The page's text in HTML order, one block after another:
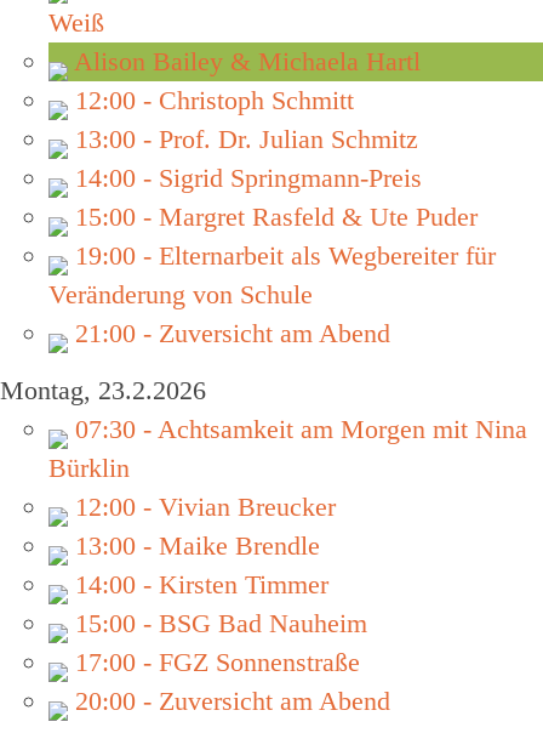
Weiß
Alison Bailey & Michaela Hartl
12:00 - Christoph Schmitt
13:00 - Prof. Dr. Julian Schmitz
14:00 - Sigrid Springmann-Preis
15:00 - Margret Rasfeld & Ute Puder
19:00 - Elternarbeit als Wegbereiter für
Veränderung von Schule
21:00 - Zuversicht am Abend
Montag, 23.2.2026
07:30 - Achtsamkeit am Morgen mit Nina
Bürklin
12:00 - Vivian Breucker
13:00 - Maike Brendle
14:00 - Kirsten Timmer
15:00 - BSG Bad Nauheim
17:00 - FGZ Sonnenstraße
20:00 - Zuversicht am Abend